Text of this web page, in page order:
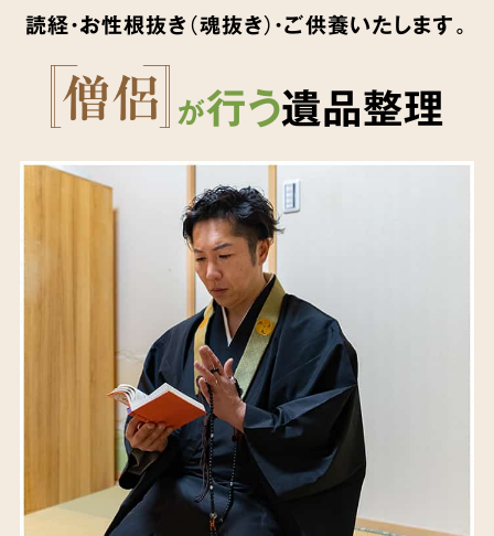
が行う遺品整理
読経・お性根抜き（魂抜き）・ご供養いたします。